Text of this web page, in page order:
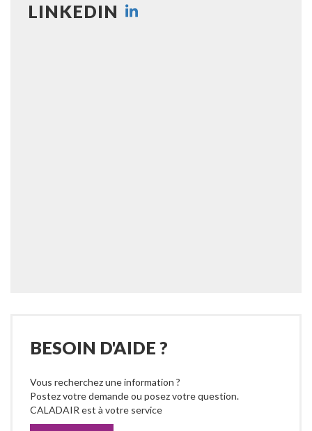
LINKEDIN
BESOIN D'AIDE ?
Vous recherchez une information ?
Postez votre demande ou posez votre question.
CALADAIR est à votre service